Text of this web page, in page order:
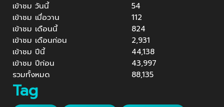
เข้าชม วันนี้
54
เข้าชม เมื่อวาน
112
เข้าชม เดือนนี้
824
เข้าชม เดือนก่อน
2,931
เข้าชม ปีนี้
44,138
เข้าชม ปีก่อน
43,997
รวมทั้งหมด
88,135
Tag